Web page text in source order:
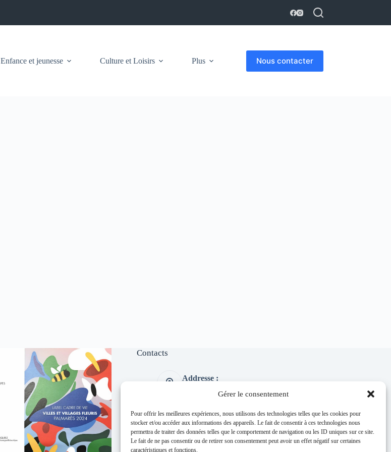
Gérer le consentement
Pour offrir les meilleures expériences, nous utilisons des technologies telles que les cookies pour
stocker et/ou accéder aux informations des appareils. Le fait de consentir à ces technologies nous
permettra de traiter des données telles que le comportement de navigation ou les ID uniques sur ce site.
Le fait de ne pas consentir ou de retirer son consentement peut avoir un effet négatif sur certaines
caractéristiques et fonctions.
Enfance et jeunesse Culture et Loisirs Plus Nous contacter
Contacts
Addresse :
04 73 97 91 58
E-mail :
mairie@thuret.fr
Permanences :